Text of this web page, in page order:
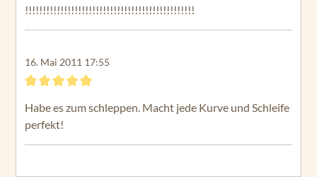
!!!!!!!!!!!!!!!!!!!!!!!!!!!!!!!!!!!!!!!!!!!!!!!!
16. Mai 2011 17:55
Habe es zum schleppen. Macht jede Kurve und Schleife
perfekt!